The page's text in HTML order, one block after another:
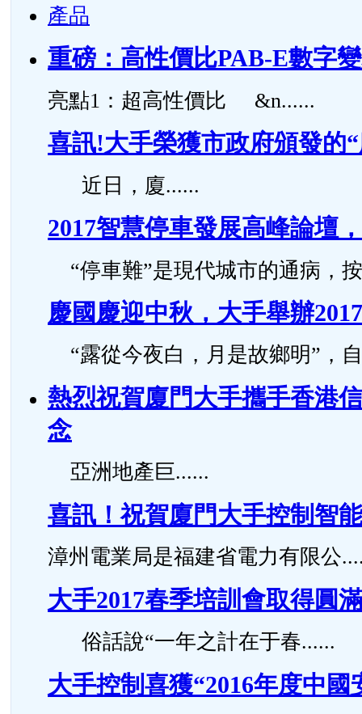
產品
重磅：高性價比PAB-E數字
亮點1：超高性價比 &n......
喜訊!大手榮獲市政府頒發的
近日，廈......
2017智慧停車發展高峰論壇
“停車難”是現代城市的通病，
慶國慶迎中秋，大手舉辦
“露從今夜白，月是故鄉明”，
熱烈祝賀廈門大手攜手香港
念
亞洲地產巨......
喜訊！祝賀廈門大手控制智
漳州電業局是福建省電力有限公
大手2017春季培訓會取得圓
俗話說“一年之計在于春......
大手控制喜獲“2016年度中